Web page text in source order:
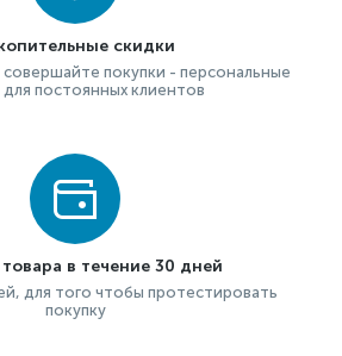
скидки
совершайте покупки - персональные
для постоянных клиентов
в течение 30 дней
для того чтобы протестировать
покупку